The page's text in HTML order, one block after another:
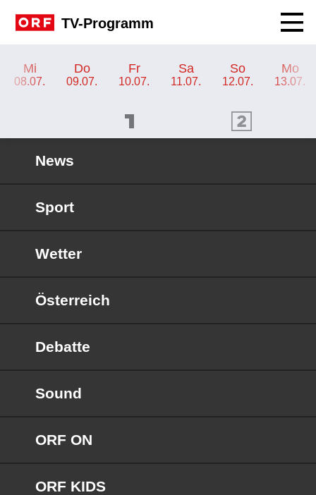
TV-Programm
Mi
08.07.
Do
09.07.
Fr
10.07.
Sa
11.07.
So
12.07.
Mo
13.07.
ORF 2 Programm
News
Sport
Wetter
Österreich
Debatte
Sound
ORF ON
ORF KIDS